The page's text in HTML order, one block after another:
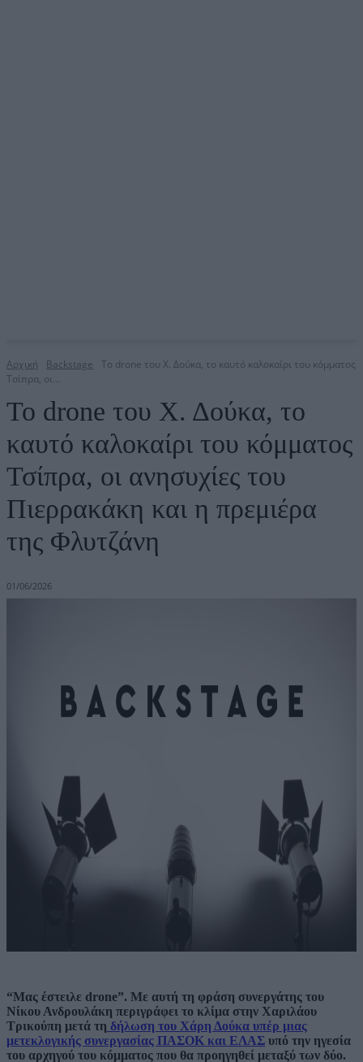
Αρχική Backstage
Το drone του Χ. Δούκα, το καυτό καλοκαίρι του κόμματος
Τσίπρα, οι...
Το drone του Χ. Δούκα, το
καυτό καλοκαίρι του κόμματος
Τσίπρα, οι ανησυχίες του
Πιερρακάκη και η πρεμιέρα
της Φλυτζάνη
01/06/2026
“Μας έστειλε drone”. Με αυτή τη φράση συνεργάτης του
Νίκου Ανδρουλάκη περιγράφει το κλίμα στην Χαριλάου
Τρικούπη μετά τη δήλωση του Χάρη Δούκα υπέρ μιας
μετεκλογικής συνεργασίας ΠΑΣΟΚ και ΕΛΑΣ υπό την ηγεσία
του αρχηγού του κόμματος που θα προηγηθεί μεταξύ των δύο.